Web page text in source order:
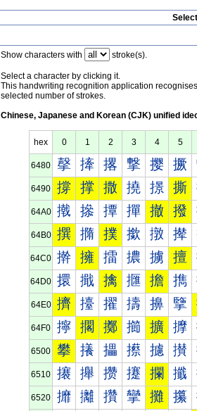
Show characters with stroke(s).
Select a character by clicking it.
This handwriting recognition application
selected number of strokes.
Chinese, Japanese and Korean (CJK) unified
hex 0 1 2 3 4 5
6480 撀 撁 撂 撃 撄 撅
6490 撐 撑 撒 撓 撔 撕
64A0 撠 撡 撢 撣 撤 撥
64B0 撰 撱 撲 撳 撴 撵
64C0 擀 擁 擂 擃 擄 擅
64D0 擐 擑 擒 擓 擔 擕
64E0 擠 擡 擢 擣 擤 擥
64F0 擰 擱 擲 擳 擴 擵
6500 攀 攁 攂 攃 攄 攅
6510 攐 攑 攒 攓 攔 攕
6520 攠 攡 攢 攣 攤 攥